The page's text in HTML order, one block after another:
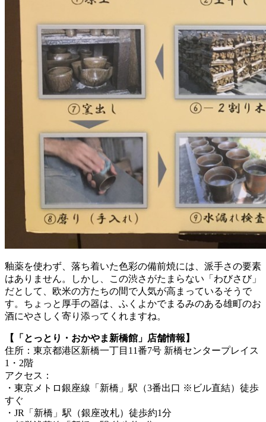
釉薬を使わず、落ち着いた色彩の備前焼には、派手さの要素
はありません。しかし、この渋さがたまらない「わびさび」
だとして、欧米の方たちの間で人気が高まっているそうで
す。ちょっと厚手の器は、ふくよかでまるみのある雄町のお
酒にやさしく寄り添ってくれますね。
【「とっとり・おかやま新橋館」店舗情報】
住所：東京都港区新橋一丁目11番7号 新橋センタープレイス
1・2階
アクセス：
・東京メトロ銀座線「新橋」駅（3番出口 ※ビル直結）徒歩
すぐ
・JR「新橋」駅（銀座改札）徒歩約1分